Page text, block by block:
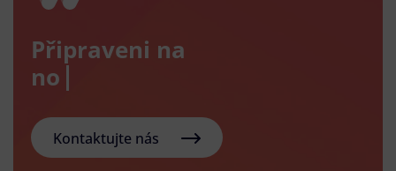
Připraveni na
nový e-
Kontaktujte nás